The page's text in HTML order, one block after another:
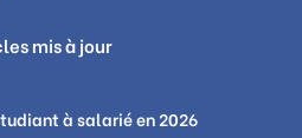
mis à jour
à salarié en 2026